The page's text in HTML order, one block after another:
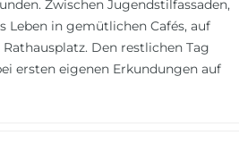
Zwischen Jugendstilfassaden,
Leben in gemütlichen Cafés, auf
Den restlichen Tag
ersten eigenen Erkundungen auf